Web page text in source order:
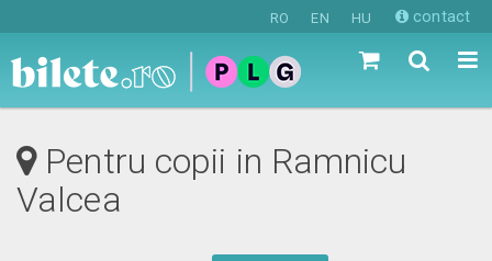
RO EN HU contact
Pentru copii in Ramnicu
Valcea